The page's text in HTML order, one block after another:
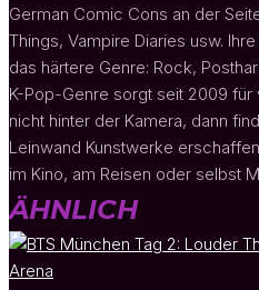
German Comic Cons an der
Things, Vampire Diaries usw.
das härtere Genre: Rock,
K-Pop-Genre sorgt seit 2009 für
nicht hinter der Kamera, dann
Leinwand Kunstwerke
im Kino, am Reisen oder selbst
ÄHNLICH